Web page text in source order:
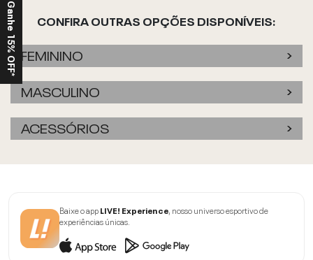
CONFIRA OUTRAS OPÇÕES DISPONÍVEIS:
FEMININO
MASCULINO
ACESSÓRIOS
Baixe o appLIVE! Experience, nosso universo esportivo de
experiências únicas.
Ganhe 15% OFF*